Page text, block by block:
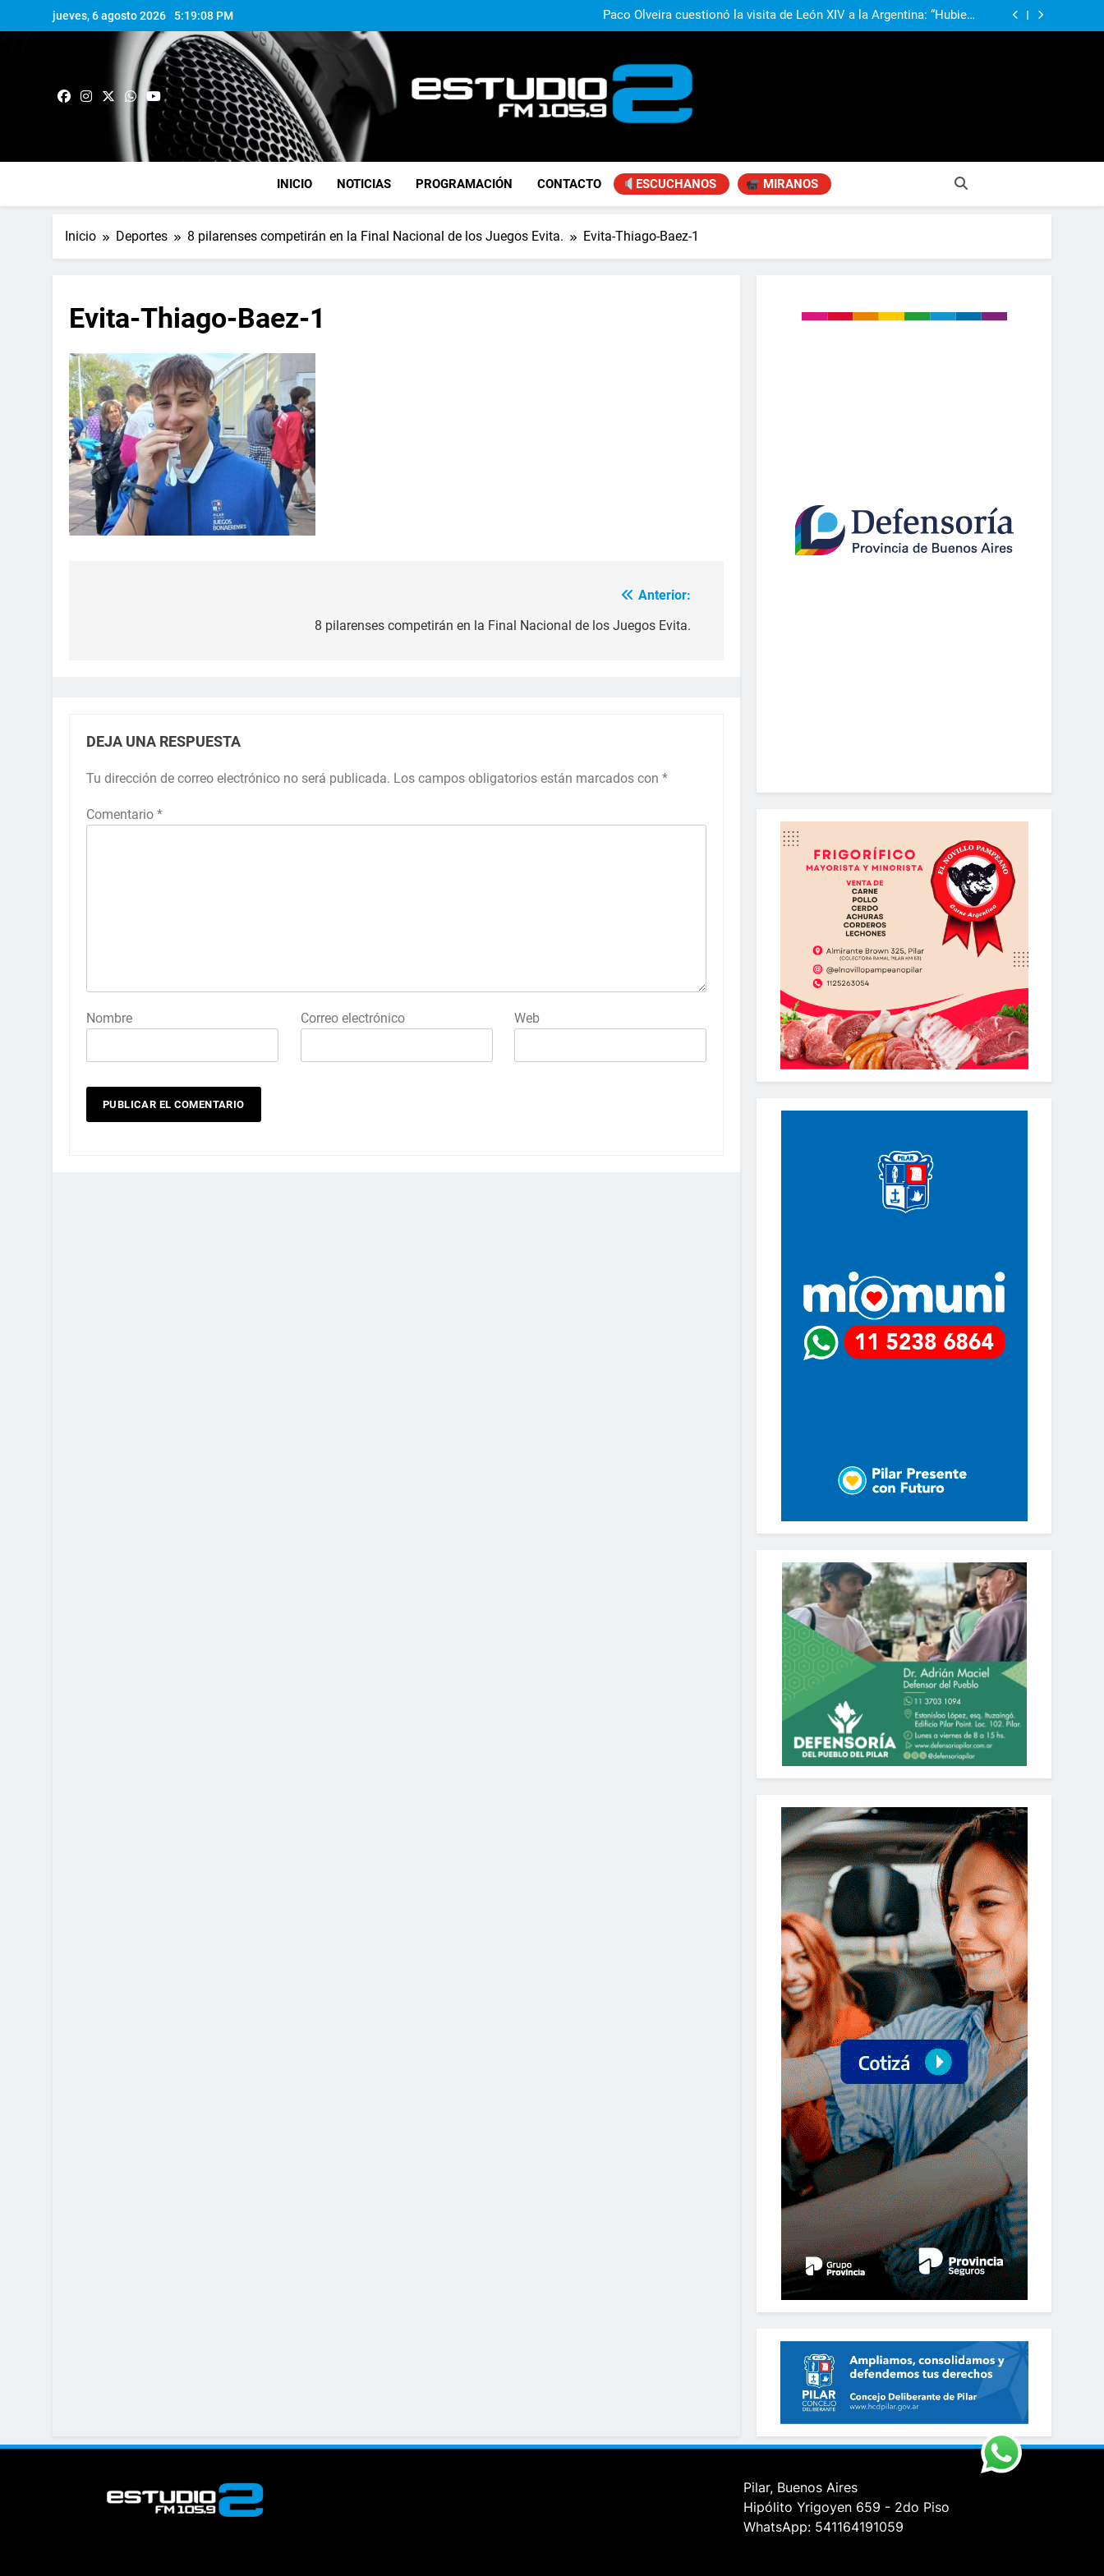
jueves, 6 agosto 2026 5:19:09 PM
ley de tierras y advirtió un cambio de clima político entre los gobernadores
Paco Olveira cuestionó la visita de León XIV a la Argentina: “Hubiera
preferido que no viniera”
Daniela Vilar aseguró que el Gobierno «no renunció» a la venta de tierras a
ley de tierras y advirtió un cambio de clima político entre los gobernadores
Paco Olveira cuestionó la visita de León XIV a la Argentina: “Hubiera
FM Estudio 2
INICIO NOTICIAS PROGRAMACIÓN CONTACTO ESCUCHANOS MIRANOS
Inicio Deportes 8 pilarenses competirán en la Final Nacional de los Juegos Evita. Evita-Thiago-Baez-1
Evita-Thiago-Baez-1
Anterior:
8 pilarenses competirán en la Final Nacional de los Juegos Evita.
DEJA UNA RESPUESTA
Tu dirección de correo electrónico no será publicada. Los campos obligatorios están marcados con *
Comentario *
Nombre Correo electrónico Web
Pilar, Buenos Aires
Hipólito Yrigoyen 659 - 2do Piso
WhatsApp: 541164191059